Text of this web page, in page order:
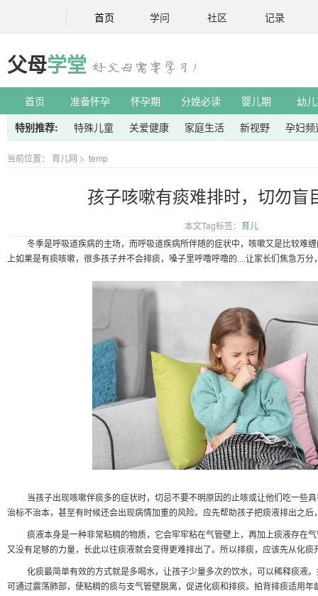
首页 学问 社区 记录
父母学堂
首页 准备怀孕 怀孕期 分娩必读 婴儿期
幼
特别推荐:
特殊儿童 关爱健康 家庭生活 新视野 孕妇频
当前位置： 育儿网 > temp
孩子咳嗽有痰难排时，切勿盲
本文Tag标签： 育儿
冬季是呼吸道疾病的主场，而呼吸道疾病所伴随的症状中，咳嗽又是比较难
上如果是有痰咳嗽，很多孩子并不会排痰，嗓子里呼噜呼噜的....让家长们焦急万分
当孩子出现咳嗽伴痰多的症状时，切忌不要不明原因的止咳或让他们吃一些
治标不治本，甚至有时候还会出现病情加重的风险。应先帮助孩子把痰液排出之后
痰液本身是一种非常粘稠的物质，它会牢牢粘在气管壁上，再加上痰液存在
又没有足够的力量，长此以往痰液就会变得更难排出了。所以排痰，应该先从化痰
化痰最简单有效的方式就是多喝水，让孩子少量多次的饮水，可以稀释痰液
可通过震荡肺部，使粘稠的痰与支气管壁脱离，促进化痰和排痰。拍背排痰适用年